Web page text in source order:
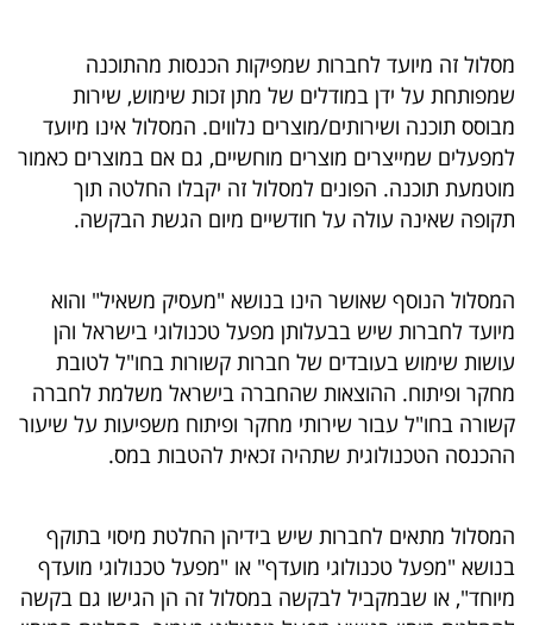
פרסמו
באייס
עקבו
אחרינו:
מסלול זה מיועד לחברות שמפיקות הכנסות מהתוכנה
שמפותחת על ידן במודלים של מתן זכות שימוש, שירות
מבוסס תוכנה ושירותים/מוצרים נלווים. המסלול אינו מיועד
למפעלים שמייצרים מוצרים מוחשיים, גם אם במוצרים כאמור
מוטמעת תוכנה. הפונים למסלול זה יקבלו החלטה תוך
תקופה שאינה עולה על חודשיים מיום הגשת הבקשה.
המסלול הנוסף שאושר הינו בנושא "מעסיק משאיל" והוא
מיועד לחברות שיש בבעלותן מפעל טכנולוגי בישראל והן
עושות שימוש בעובדים של חברות קשורות בחו"ל לטובת
מחקר ופיתוח. ההוצאות שהחברה בישראל משלמת לחברה
קשורה בחו"ל עבור שירותי מחקר ופיתוח משפיעות על שיעור
ההכנסה הטכנולוגית שתהיה זכאית להטבות במס.
המסלול מתאים לחברות שיש בידיהן החלטת מיסוי בתוקף
בנושא "מפעל טכנולוגי מועדף" או "מפעל טכנולוגי מועדף
מיוחד", או שבמקביל לבקשה במסלול זה הן הגישו גם בקשה